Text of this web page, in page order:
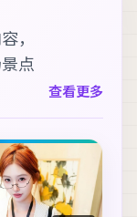
，
点
查看更多